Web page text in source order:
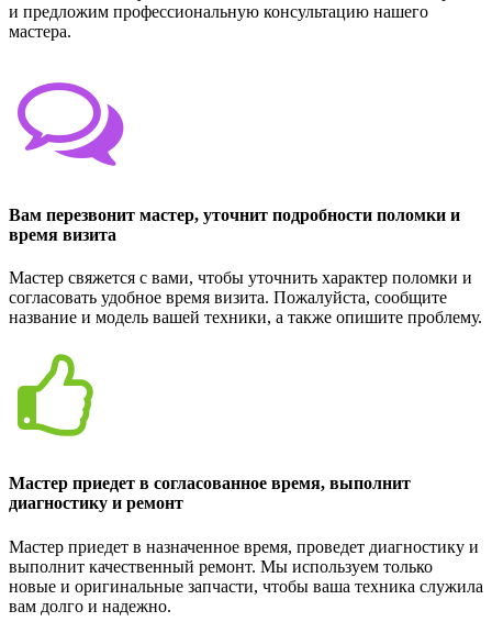
и предложим профессиональную консультацию нашего
мастера.
Вам перезвонит мастер, уточнит подробности поломки и
время визита
Мастер свяжется с вами, чтобы уточнить характер поломки и
согласовать удобное время визита. Пожалуйста, сообщите
название и модель вашей техники, а также опишите проблему.
Мастер приедет в согласованное время, выполнит
диагностику и ремонт
Мастер приедет в назначенное время, проведет диагностику и
выполнит качественный ремонт. Мы используем только
новые и оригинальные запчасти, чтобы ваша техника служила
вам долго и надежно.